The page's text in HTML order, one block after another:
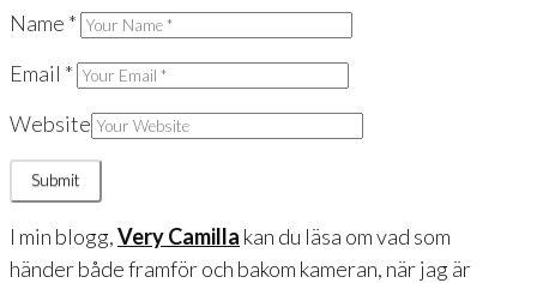
Name *
Email *
Website
I min blogg,Very Camilla kan du läsa om vad som
händer både framför och bakom kameran, när jag är